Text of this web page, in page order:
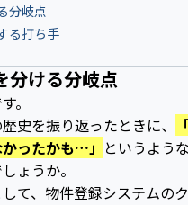
分岐点
る打ち手
分ける分岐点
。
史を振り返ったときに、
ったかも…」 というよう
ょうか。
て、物件登録システムの